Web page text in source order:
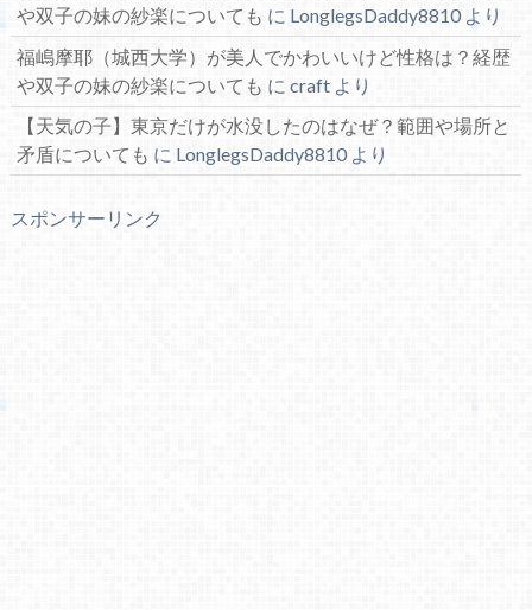
や双子の妹の紗楽についても に LonglegsDaddy8810より
福嶋摩耶（城西大学）が美人でかわいいけど性格は？経歴
や双子の妹の紗楽についても に craftより
【天気の子】東京だけが水没したのはなぜ？範囲や場所と
矛盾についても に LonglegsDaddy8810より
スポンサーリンク